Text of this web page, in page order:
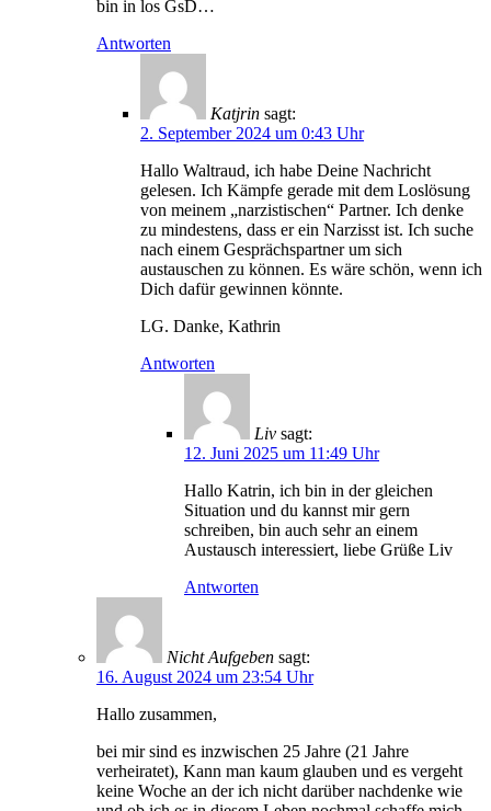
bin in los GsD…
Antworten
Katjrin sagt:
2. September 2024 um 0:43 Uhr
Hallo Waltraud, ich habe Deine Nachricht
gelesen. Ich Kämpfe gerade mit dem Loslösung
von meinem „narzistischen“ Partner. Ich denke
zu mindestens, dass er ein Narzisst ist. Ich suche
nach einem Gesprächspartner um sich
austauschen zu können. Es wäre schön, wenn ich
Dich dafür gewinnen könnte.
LG. Danke, Kathrin
Antworten
Liv sagt:
12. Juni 2025 um 11:49 Uhr
Hallo Katrin, ich bin in der gleichen
Situation und du kannst mir gern
schreiben, bin auch sehr an einem
Austausch interessiert, liebe Grüße Liv
Antworten
Nicht Aufgeben sagt:
16. August 2024 um 23:54 Uhr
Hallo zusammen,
bei mir sind es inzwischen 25 Jahre (21 Jahre
verheiratet), Kann man kaum glauben und es vergeht
keine Woche an der ich nicht darüber nachdenke wie